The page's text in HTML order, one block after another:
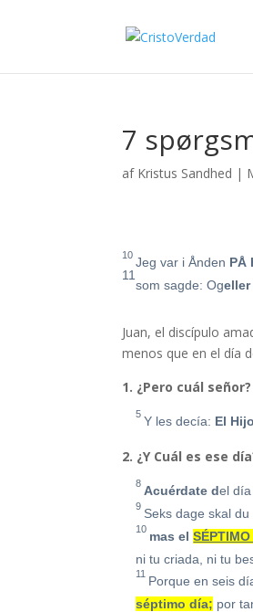
7
af Kristus Sandhed |
10 Jeg var i Ånden PÅ
11
som sagde: Ogeller
Juan, el discípulo
menos que en el día
1. ¿Pero cuál señor?
5Y les decía: El
2. ¿Y Cuál es ese
8 Acuérdate del
9 Seks dage skal
10 mas el
ni tu criada, ni tu
11 Porque en seis
séptimo día; por